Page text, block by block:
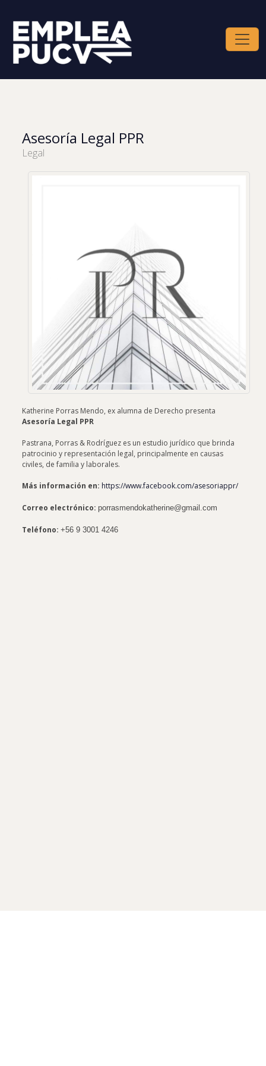
Asesoría Legal PPR
Legal
Katherine Porras Mendo, ex alumna de Derecho presenta
Asesoría Legal PPR
Pastrana, Porras & Rodríguez es un estudio jurídico que brinda
patrocinio y representación legal, principalmente en causas
civiles, de familia y laborales.
Más información en: https://www.facebook.com/asesoriappr/
Correo electrónico: porrasmendokatherine@gmail.com
Teléfono: +56 9 3001 4246